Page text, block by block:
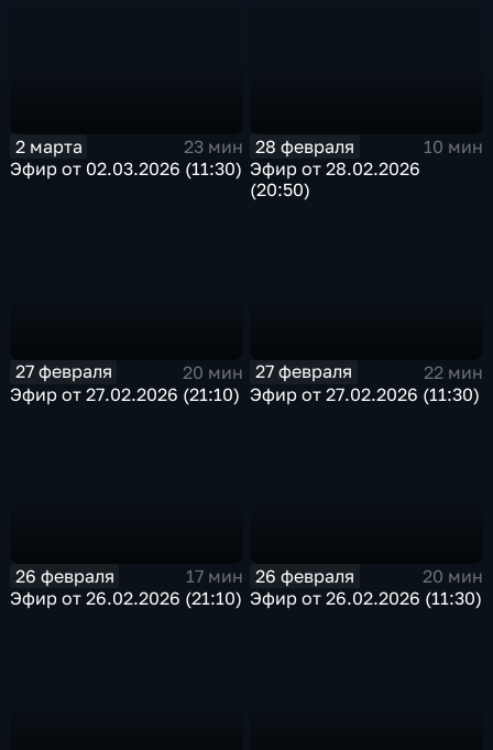
2 марта
23 мин
Эфир от 02.03.2026 (11:30)
28 февраля
10 мин
Эфир от 28.02.2026
(20:50)
27 февраля
20 мин
Эфир от 27.02.2026 (21:10)
27 февраля
22 мин
Эфир от 27.02.2026 (11:30)
26 февраля
17 мин
Эфир от 26.02.2026 (21:10)
26 февраля
20 мин
Эфир от 26.02.2026 (11:30)